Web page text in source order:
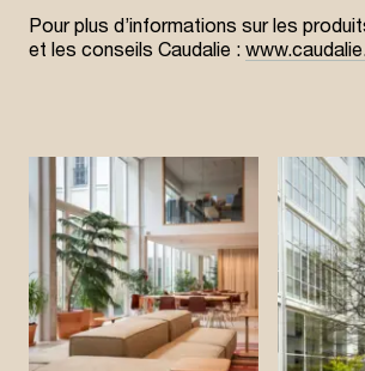
Pour plus d’informations sur les
et les conseils Caudalie :